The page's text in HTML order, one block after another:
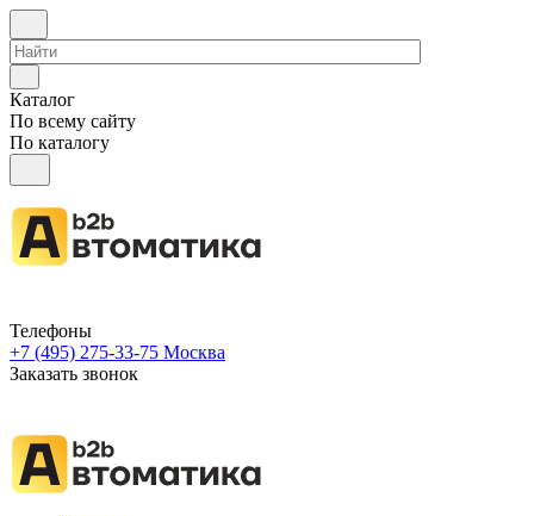
Каталог
По всему сайту
По каталогу
Телефоны
+7 (495) 275-33-75 Москва
Заказать звонок